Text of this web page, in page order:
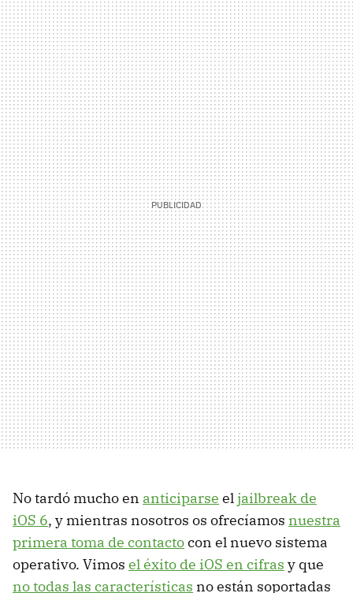
No tardó mucho en anticiparse eljailbreak de
iOS 6, y mientras nosotros os ofrecíamos nuestra
primera toma de contactocon el nuevo sistema
operativo. Vimos el éxito de iOS en cifras y que
no todas las características no están soportadas